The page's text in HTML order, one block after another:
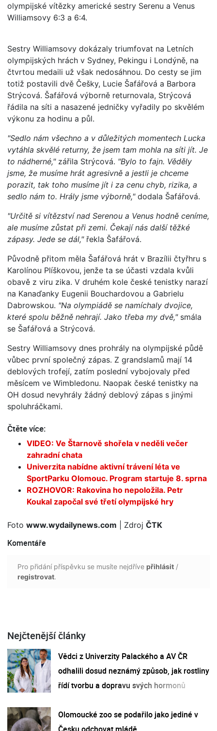
olympijské vítězky americké sestry Serenu a Venus
Williamsovy 6:3 a 6:4.
Sestry Williamsovy dokázaly triumfovat na Letních
olympijských hrách v Sydney, Pekingu i Londýně, na
čtvrtou medaili už však nedosáhnou. Do cesty se jim
totiž postavili dvě Češky, Lucie Šafářová a Barbora
Strýcová. Šafářová výborně returnovala, Strýcová
řádila na síti a nasazené jedničky vyřadily po skvělém
výkonu za hodinu a půl.
"Sedlo nám všechno a v důležitých momentech Lucka
vytáhla skvělé returny, že jsem tam mohla na síti jít. Je
to nádherné,"zářila Strýcová. "Bylo to fajn. Věděly
jsme, že musíme hrát agresivně a jestli je chceme
porazit, tak toho musíme jít i za cenu chyb, rizika, a
sedlo nám to. Hrály jsme výborně,"dodala Šafářová.
"Určitě si vítězství nad Serenou a Venus hodně ceníme,
ale musíme zůstat při zemi. Čekají nás další těžké
zápasy. Jede se dál,"řekla Šafářová.
Původně přitom měla Šafářová hrát v Brazílii čtyřhru s
Karolínou Plíškovou, jenže ta se účasti vzdala kvůli
obavě z viru zika. V druhém kole české tenistky narazí
na Kanaďanky Eugenii Bouchardovou a Gabrielu
Dabrowskou. "Na olympiádě se namíchaly dvojice,
které spolu běžně nehrají. Jako třeba my dvě,"smála
se Šafářová a Strýcová.
Sestry Williamsovy dnes prohrály na olympijské půdě
vůbec první společný zápas. Z grandslamů mají 14
deblových trofejí, zatím poslední vybojovaly před
měsícem ve Wimbledonu. Naopak české tenistky na
OH dosud nevyhrály žádný deblový zápas s jinými
spoluhráčkami.
Čtěte více:
VIDEO: Ve Štarnově shořela v neděli večer
zahradní chata
Univerzita nabídne aktivní trávení léta ve
SportParku Olomouc. Program startuje 8. sprna
ROZHOVOR: Rakovina ho nepoložila. Petr
Koukal započal své třetí olympijské hry
Foto www.wydailynews.com | Zdroj ČTK
Komentáře
Pro přidání příspěvku se musíte nejdříve přihlásit /
registrovat.
Nejčtenější články
Vědci z Univerzity Palackého a AV ČR
odhalili dosud neznámý způsob, jak rostliny
řídí tvorbu a dopravu svých hormonů
Olomoucké zoo se podařilo jako jediné v